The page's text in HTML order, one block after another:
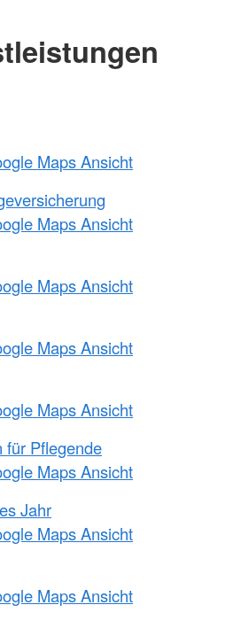
Maps Ansicht
Maps Ansicht
Maps Ansicht
Maps Ansicht
Maps Ansicht
für Pflegende
Maps Ansicht
Jahr
Maps Ansicht
Maps Ansicht